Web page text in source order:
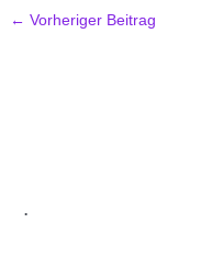
.
← Vorheriger Beitrag